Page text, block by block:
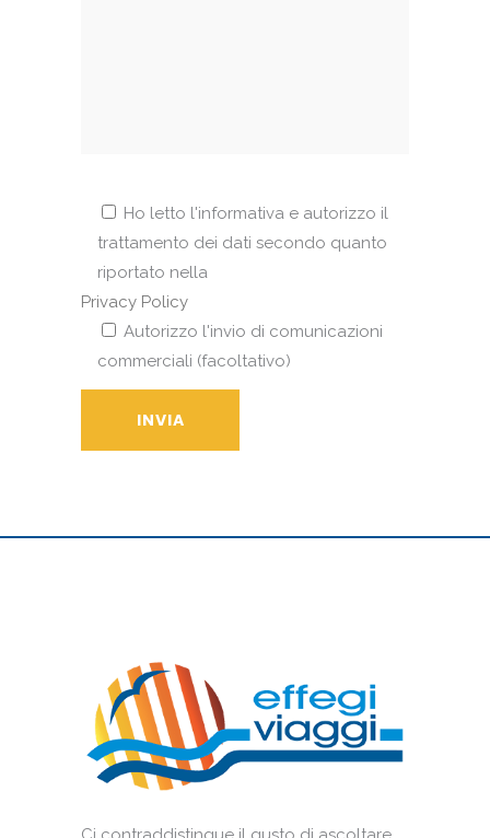
Ho letto l'informativa e autorizzo il
trattamento dei dati secondo quanto
riportato nella
Privacy Policy
Autorizzo l'invio di comunicazioni
commerciali (facoltativo)